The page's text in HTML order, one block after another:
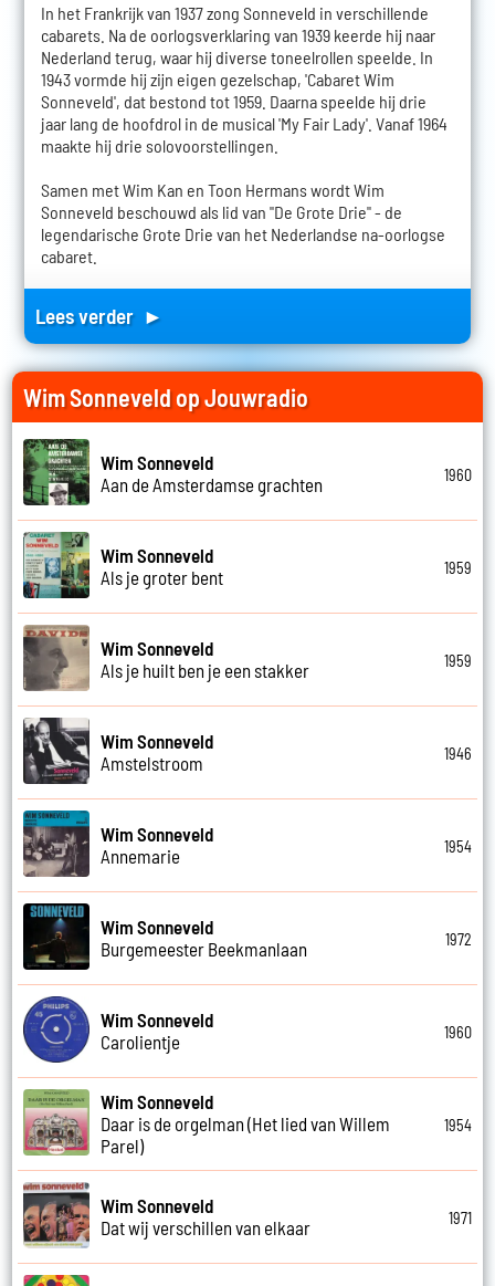
In het Frankrijk van 1937 zong Sonneveld in verschillende
cabarets. Na de oorlogsverklaring van 1939 keerde hij naar
Nederland terug, waar hij diverse toneelrollen speelde. In
1943 vormde hij zijn eigen gezelschap, 'Cabaret Wim
Sonneveld', dat bestond tot 1959. Daarna speelde hij drie
jaar lang de hoofdrol in de musical 'My Fair Lady'. Vanaf 1964
maakte hij drie solovoorstellingen.
Samen met Wim Kan en Toon Hermans wordt Wim
Sonneveld beschouwd als lid van "De Grote Drie" - de
legendarische Grote Drie van het Nederlandse na-oorlogse
cabaret.
Lees verder ►
Wim Sonneveld op Jouwradio
Wim Sonneveld
Aan de Amsterdamse grachten
1960
Wim Sonneveld
Als je groter bent
1959
Wim Sonneveld
Als je huilt ben je een stakker
1959
Wim Sonneveld
Amstelstroom
1946
Wim Sonneveld
Annemarie
1954
Wim Sonneveld
Burgemeester Beekmanlaan
1972
Wim Sonneveld
Carolientje
1960
Wim Sonneveld
Daar is de orgelman (Het lied van Willem
Parel)
1954
Wim Sonneveld
Dat wij verschillen van elkaar
1971